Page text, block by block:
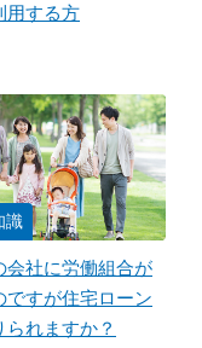
用する方
識
会社に労働組合が
ですが住宅ローン
られますか？